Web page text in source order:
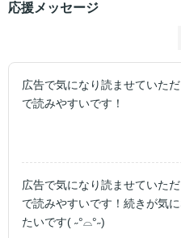
応援メッセージ
広告で気になり読ませていた
で読みやすいです！
広告で気になり読ませていた
で読みやすいです！続きが気
たいです( ˶°⌓°˶)